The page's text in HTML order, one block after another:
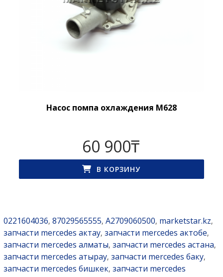
Насос помпа охлаждения M628
60 900₸
В КОРЗИНУ
0221604036, 87029565555, A2709060500, marketstar.kz,
запчасти mercedes актау, запчасти mercedes актобе,
запчасти mercedes алматы, запчасти mercedes астана,
запчасти mercedes атырау, запчасти mercedes баку,
запчасти mercedes бишкек, запчасти mercedes